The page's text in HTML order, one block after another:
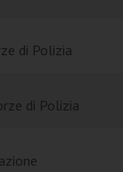
di Polizia
di Polizia